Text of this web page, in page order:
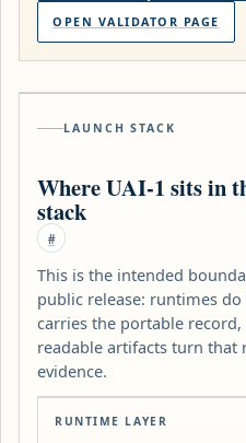
OPEN VALIDATOR PAGE
LAUNCH STACK
Where UAI-1 sits in
stack
#
This is the intended
public release: runtimes do
carries the portable
readable artifacts turn
evidence.
RUNTIME LAYER